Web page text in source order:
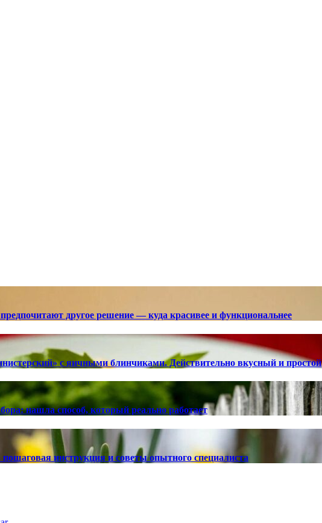
другое решение — куда красивее и функциональнее
с яичными блинчиками. Действительно вкусный и простой
нашла способ, который реально работает
пошаговая инструкция и советы опытного специалиста